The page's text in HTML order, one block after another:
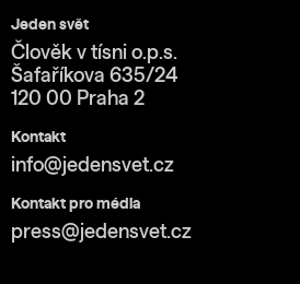
Jeden svět
Člověk v tísni o.p.s.
Šafaříkova 635/24
120 00 Praha 2
Kontakt
info@jedensvet.cz
Kontakt pro média
press@jedensvet.cz